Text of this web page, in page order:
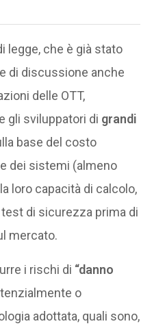
legge, che è già stato
di discussione anche
delle OTT,
gli sviluppatori di grandi
base del costo
dei sistemi (almeno
loro capacità di calcolo,
di sicurezza prima di
mercato.
i rischi di “danno
o
adottata, quali sono,